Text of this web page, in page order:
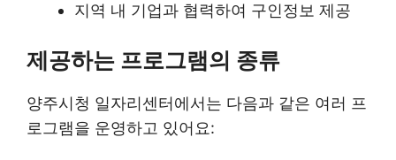
지역 내 기업과 협력하여 구인정보 제공
제공하는 프로그램의 종류
양주시청 일자리센터에서는 다음과 같은 여러 프
로그램을 운영하고 있어요: